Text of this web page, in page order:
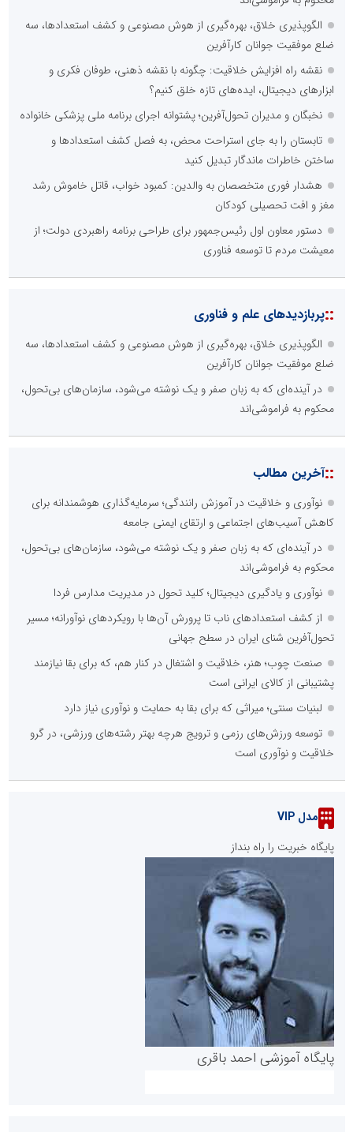
الگوپذیری خلاق، بهره‌گیری از هوش مصنوعی و کشف استعدادها، سه
ضلع موفقیت جوانان کارآفرین
نقشه راه افزایش خلاقیت: چگونه با نقشه ذهنی، طوفان فکری و
ابزارهای دیجیتال، ایده‌های تازه خلق کنیم؟
نخبگان و مدیران تحول‌آفرین؛ پشتوانه اجرای برنامه ملی پزشکی خانواده
تابستان را به جای استراحت محض، به فصل کشف استعدادها و
ساختن خاطرات ماندگار تبدیل کنید
هشدار فوری متخصصان به والدین: کمبود خواب، قاتل خاموش رشد
مغز و افت تحصیلی کودکان
دستور معاون اول رئیس‌جمهور برای طراحی برنامه راهبردی دولت؛ از
معیشت مردم تا توسعه فناوری
::پربازدیدهای علم و فناوری
الگوپذیری خلاق، بهره‌گیری از هوش مصنوعی و کشف استعدادها، سه
ضلع موفقیت جوانان کارآفرین
در آینده‌ای که به زبان صفر و یک نوشته می‌شود، سازمان‌های بی‌تحول،
محکوم به فراموشی‌اند
::آخرین مطالب
نوآوری و خلاقیت در آموزش رانندگی؛ سرمایه‌گذاری هوشمندانه برای
کاهش آسیب‌های اجتماعی و ارتقای ایمنی جامعه
در آینده‌ای که به زبان صفر و یک نوشته می‌شود، سازمان‌های بی‌تحول،
محکوم به فراموشی‌اند
نوآوری و یادگیری دیجیتال؛ کلید تحول در مدیریت مدارس فردا
از کشف استعدادهای ناب تا پرورش آن‌ها با رویکردهای نوآورانه؛ مسیر
تحول‌آفرین شنای ایران در سطح جهانی
صنعت چوب؛ هنر، خلاقیت و اشتغال در کنار هم، که برای بقا نیازمند
پشتیبانی از کالای ایرانی است
لبنیات سنتی؛ میراثی که برای بقا به حمایت و نوآوری نیاز دارد
توسعه ورزش‌های رزمی و ترویج هرچه بهتر رشته‌های ورزشی، در گرو
خلاقیت و نوآوری است
مدل VIP
پایگاه خبریت را راه بنداز
پایگاه آموزشی احمد باقری